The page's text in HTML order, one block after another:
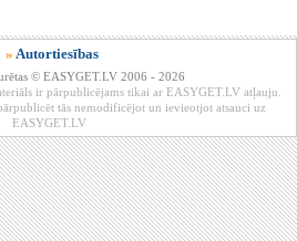
» Autortiesības
© EASYGET.LV 2006 - 2026
ir pārpublicējams tikai ar EASYGET.LV atļauju.
tās nemodificējot un ievieotjot atsauci uz
EASYGET.LV